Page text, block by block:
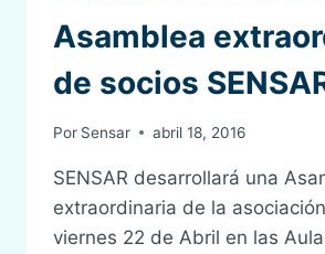
Asamblea
de socios
Por Sensar abril 18, 2016
SENSAR desarrollará una
extraordinaria de la
viernes 22 de Abril en las